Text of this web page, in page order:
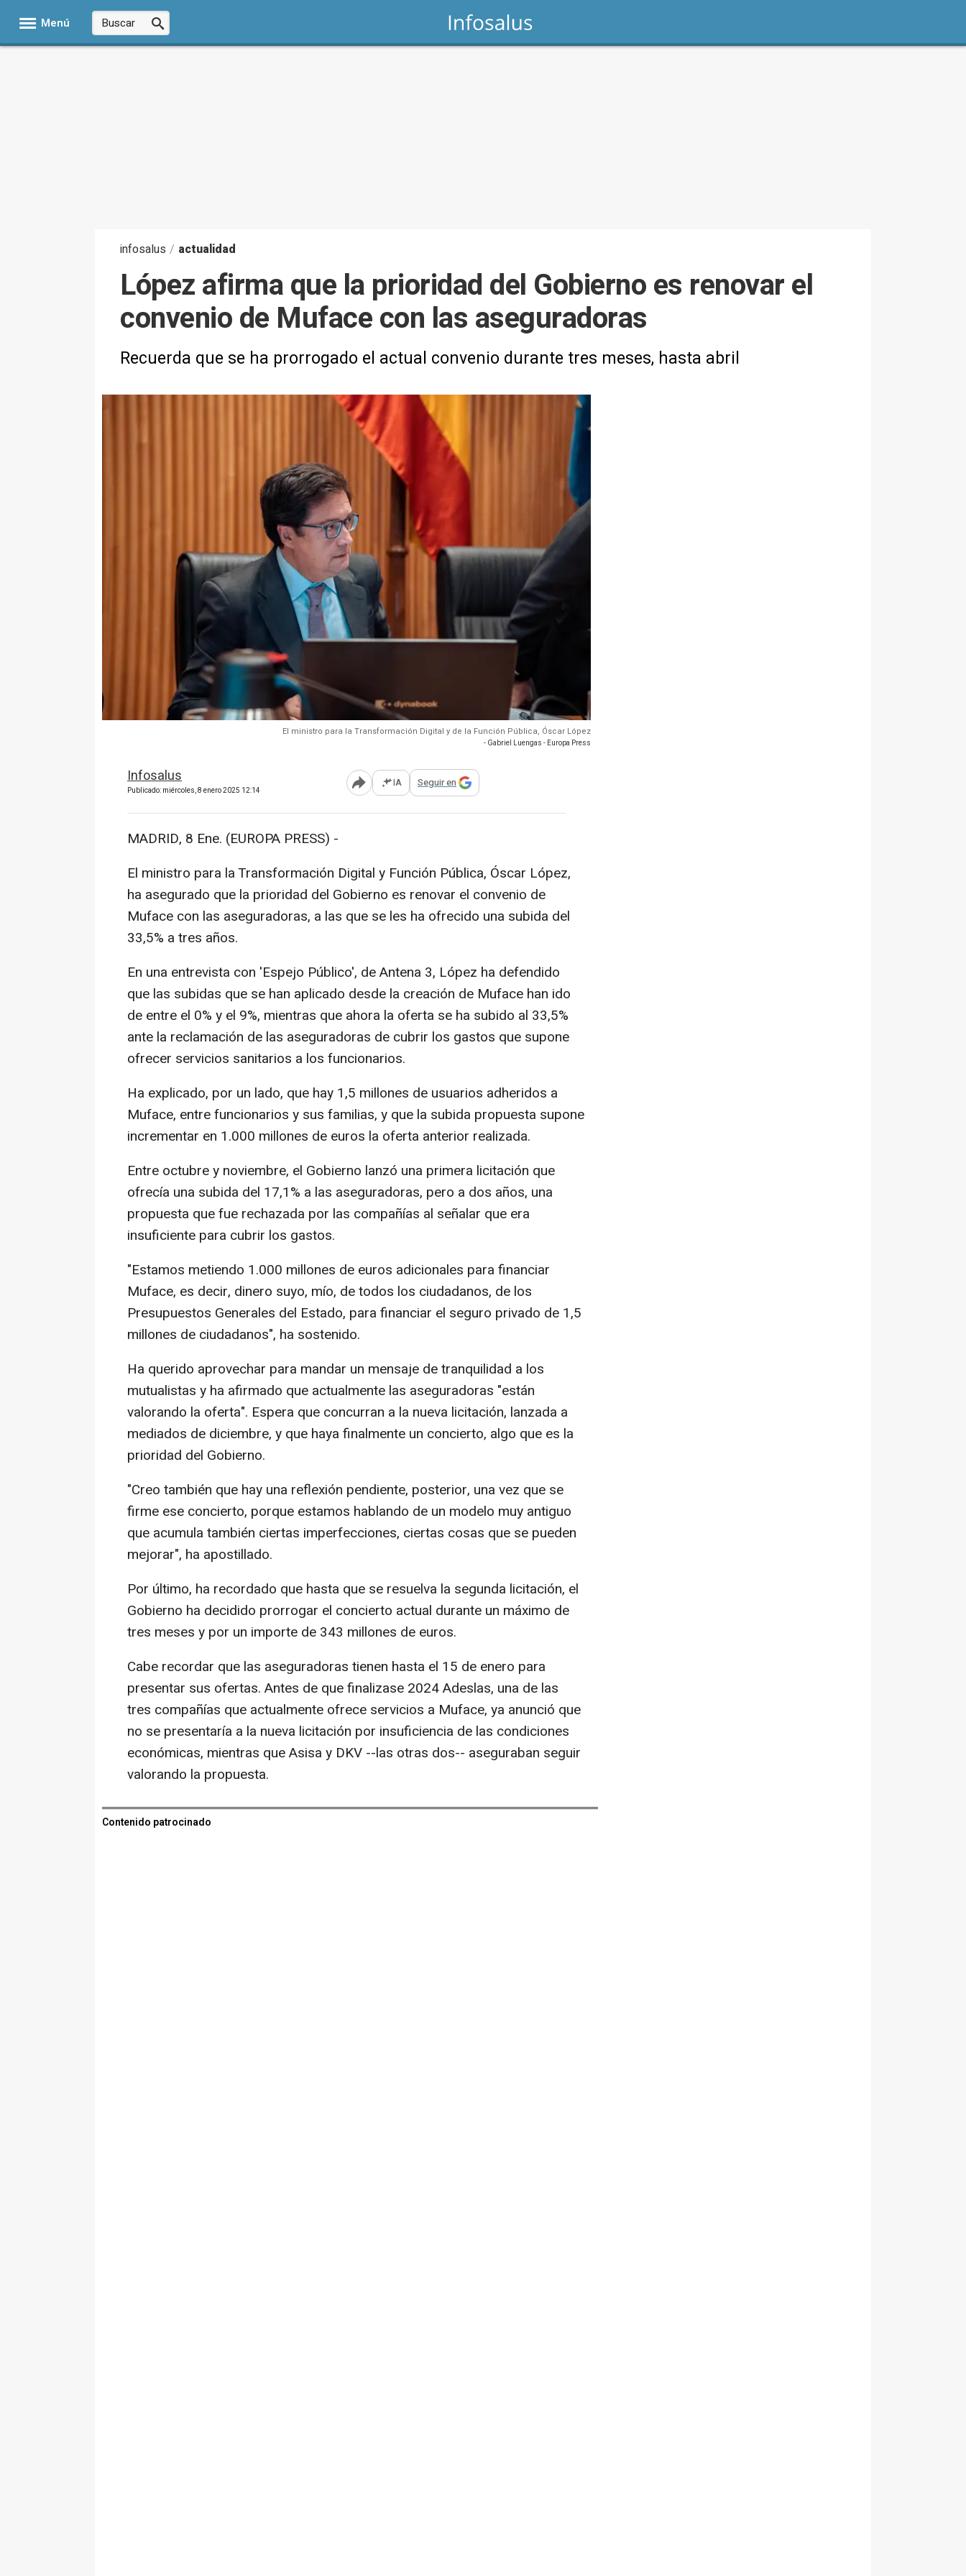
Menú
infosalus / actualidad
López afirma que la prioridad del Gobierno es renovar el
convenio de Muface con las aseguradoras
Recuerda que se ha prorrogado el actual convenio durante tres meses, hasta abril
El ministro para la Transformación Digital y de la Función Pública, Óscar López
- Gabriel Luengas - Europa Press
Infosalus
Publicado: miércoles, 8 enero 2025 12:14 Abrir opciones para compartir
IA Seguir en
MADRID, 8 Ene. (EUROPA PRESS) -
El ministro para la Transformación Digital y Función Pública, Óscar López,
ha asegurado que la prioridad del Gobierno es renovar el convenio de
Muface con las aseguradoras, a las que se les ha ofrecido una subida del
33,5% a tres años.
En una entrevista con 'Espejo Público', de Antena 3, López ha defendido
que las subidas que se han aplicado desde la creación de Muface han ido
de entre el 0% y el 9%, mientras que ahora la oferta se ha subido al 33,5%
ante la reclamación de las aseguradoras de cubrir los gastos que supone
ofrecer servicios sanitarios a los funcionarios.
Ha explicado, por un lado, que hay 1,5 millones de usuarios adheridos a
Muface, entre funcionarios y sus familias, y que la subida propuesta supone
incrementar en 1.000 millones de euros la oferta anterior realizada.
Entre octubre y noviembre, el Gobierno lanzó una primera licitación que
ofrecía una subida del 17,1% a las aseguradoras, pero a dos años, una
propuesta que fue rechazada por las compañías al señalar que era
insuficiente para cubrir los gastos.
"Estamos metiendo 1.000 millones de euros adicionales para financiar
Muface, es decir, dinero suyo, mío, de todos los ciudadanos, de los
Presupuestos Generales del Estado, para financiar el seguro privado de 1,5
millones de ciudadanos", ha sostenido.
Ha querido aprovechar para mandar un mensaje de tranquilidad a los
mutualistas y ha afirmado que actualmente las aseguradoras "están
valorando la oferta". Espera que concurran a la nueva licitación, lanzada a
mediados de diciembre, y que haya finalmente un concierto, algo que es la
prioridad del Gobierno.
"Creo también que hay una reflexión pendiente, posterior, una vez que se
firme ese concierto, porque estamos hablando de un modelo muy antiguo
que acumula también ciertas imperfecciones, ciertas cosas que se pueden
mejorar", ha apostillado.
Por último, ha recordado que hasta que se resuelva la segunda licitación, el
Gobierno ha decidido prorrogar el concierto actual durante un máximo de
tres meses y por un importe de 343 millones de euros.
Cabe recordar que las aseguradoras tienen hasta el 15 de enero para
presentar sus ofertas. Antes de que finalizase 2024 Adeslas, una de las
tres compañías que actualmente ofrece servicios a Muface, ya anunció que
no se presentaría a la nueva licitación por insuficiencia de las condiciones
económicas, mientras que Asisa y DKV --las otras dos-- aseguraban seguir
valorando la propuesta.
Contenido patrocinado